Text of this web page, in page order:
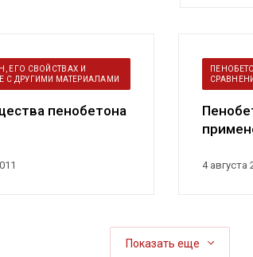
ЕГО СВОЙСТВАХ И
С ДРУГИМИ МАТЕРИАЛАМИ
пенобетона
4 августа
Показать еще